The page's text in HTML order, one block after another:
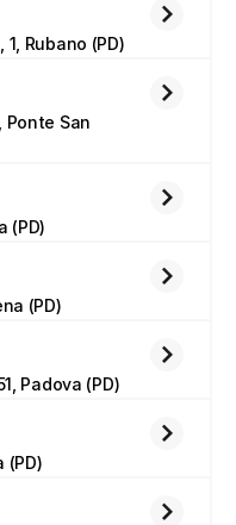
Rubano (PD)
San
(PD)
(PD)
Padova (PD)
(PD)